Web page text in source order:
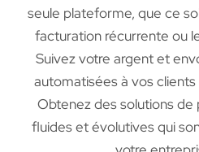
seule plateforme, que ce
facturation récurrente ou
Suivez votre argent et
automatisées à vos
Obtenez des solutions de
fluides et évolutives qui